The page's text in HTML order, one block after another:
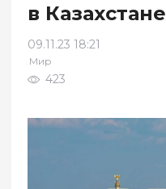
в Казахстане
09.11.23 18:21
Мир
423